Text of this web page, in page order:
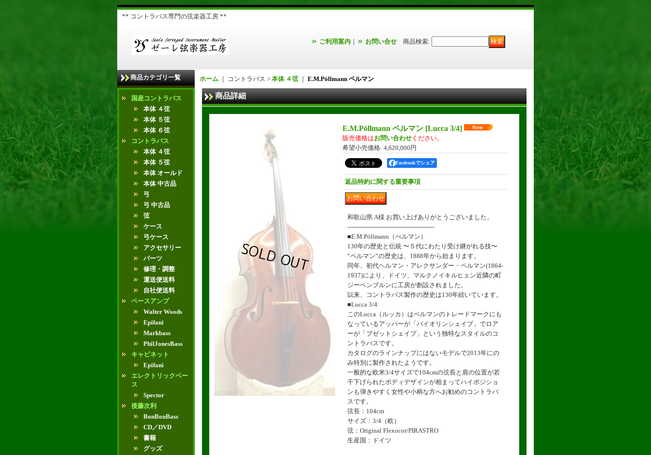
** コントラバス専門の弦楽器工房 **
ご利用案内 ｜ お問い合せ 商品検索:
商品カテゴリ一覧
国産コントラバス
本体 ４弦
本体 ５弦
本体 ６弦
コントラバス
本体 ４弦
本体 ５弦
本体 オールド
本体 中古品
弓
弓 中古品
弦
ケース
弓ケース
アクセサリー
パーツ
修理・調整
運送便送料
自社便送料
ベースアンプ
Walter Woods
Epifani
Markbass
PhilJonesBass
キャビネット
Epifani
エレクトリックベー
ス
Spector
後藤次利
BonBonBass
CD／DVD
書籍
グッズ
ホーム ｜ コントラバス > 本体 ４弦｜ E.M.Pöllmann ペルマン
商品詳細
E.M.Pöllmann ペルマン [Lucca 3/4]
販売価格はお問い合わせ ください。
希望小売価格: 4,620,000円
Facebookでシェア
返品特約に関する重要事項
和歌山県 A様 お買い上げありがとうございました。
---------------------------------------------
■E.M.Pöllmann（ぺルマン）
130年の歴史と伝統 〜５代にわたり受け継がれる技〜
“ペルマン”の歴史は、1888年から始まります。
同年、初代ヘルマン・アレクサンダー・ペルマン(1864-
1937)により、ドイツ、マルクノイキルヒェン近隣の町
ジーベンブルンに工房が創設されました。
以来、コントラバス製作の歴史は130年続いています。
■Lucca 3/4
このLucca（ルッカ）はペルマンのトレードマークにも
なっているアッパーが「バイオリンシェイプ」でロア
ーが「ブゼットシェイプ」という独特なスタイルのコ
ントラバスです。
カタログのラインナップにはないモデルで2013年にの
み特別に製作されたようです。
一般的な欧米3/4サイズで104cmの弦長と肩の位置が若
干下げられたボディデザインが相まってハイポジショ
ンも弾きやすく女性や小柄な方へお勧めのコントラバ
スです。
弦長：104cm
サイズ：3/4（欧）
弦：Original Flexocor/PIRASTRO
生産国：ドイツ